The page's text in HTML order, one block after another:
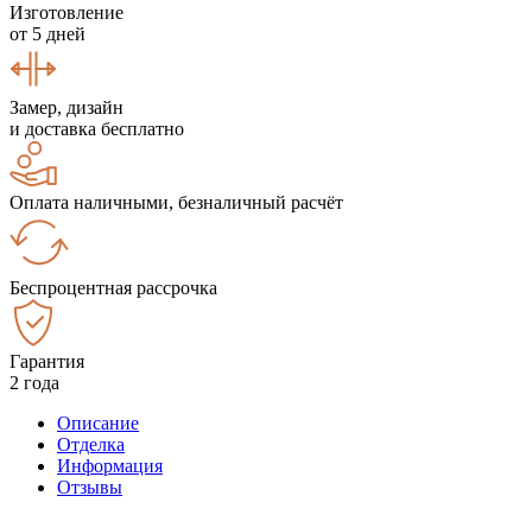
Изготовление
от 5 дней
Замер, дизайн
и доставка бесплатно
Оплата наличными, безналичный расчёт
Беспроцентная рассрочка
Гарантия
2 года
Описание
Отделка
Информация
Отзывы